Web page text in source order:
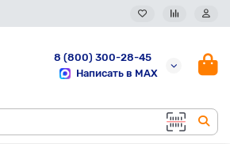
8 (800) 300-28-45
Написать в MAX